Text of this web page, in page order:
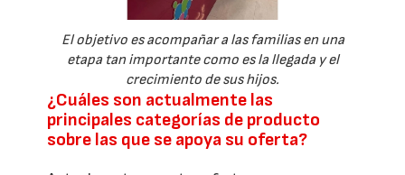
El objetivo es acompañar a las familias en una
etapa tan importante como es la llegada y el
crecimiento de sus hijos.
¿Cuáles son actualmente las
principales categorías de producto
sobre las que se apoya su oferta?